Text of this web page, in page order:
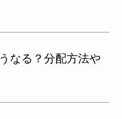
なる？分配方法や